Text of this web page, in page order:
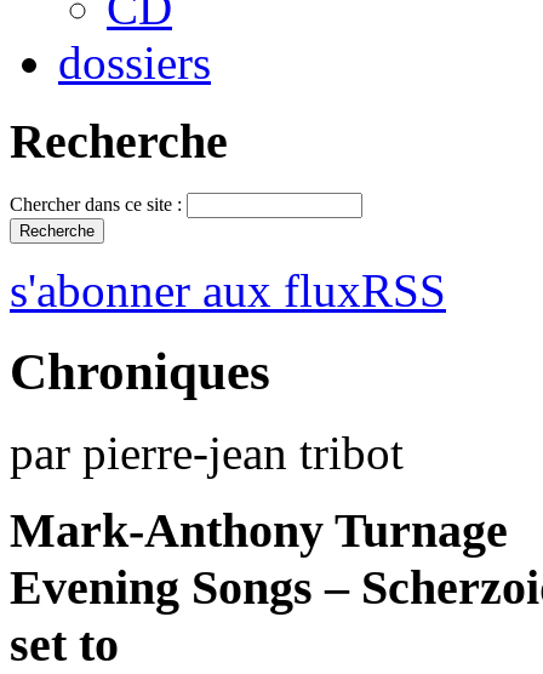
dossiers
Recherche
Chercher dans ce site :
s'abonner aux fluxRSS
Chroniques
par pierre-jean tribot
Mark-Anthony Turnage
Evening Songs –
set to